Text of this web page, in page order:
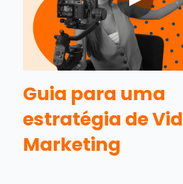
Guia para uma
estratégia de
Marketing